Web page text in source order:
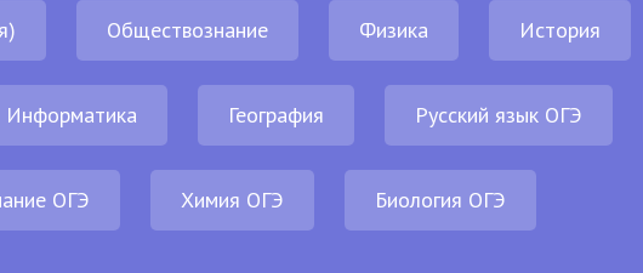
Обществознание Физика История
Информатика География Русский язык ОГЭ
ОГЭ Химия ОГЭ Биология ОГЭ